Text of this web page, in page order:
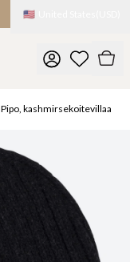
🇺🇸
Pipo, kashmirsekoitevillaa